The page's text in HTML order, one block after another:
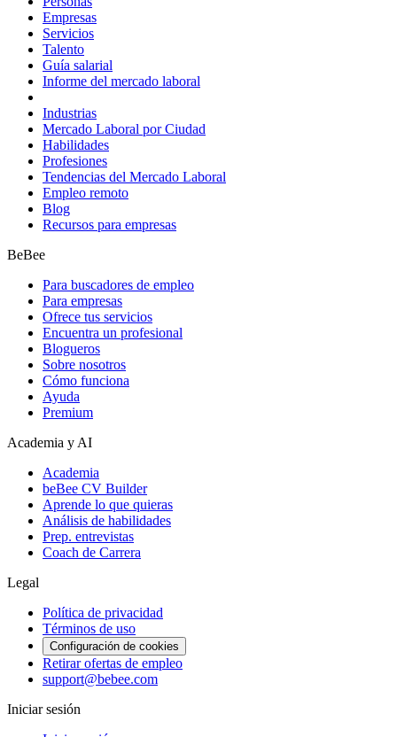
Empresas
Servicios
Talento
Guía salarial
Informe del mercado laboral
Industrias
Mercado Laboral por Ciudad
Habilidades
Profesiones
Tendencias del Mercado Laboral
Empleo remoto
Blog
Recursos para empresas
BeBee
Para buscadores de empleo
Para empresas
Ofrece tus servicios
Encuentra un profesional
Blogueros
Sobre nosotros
Cómo funciona
Ayuda
Premium
Academia y AI
Academia
beBee CV Builder
Aprende lo que quieras
Análisis de habilidades
Prep. entrevistas
Coach de Carrera
Legal
Política de privacidad
Términos de uso
Configuración de cookies
Retirar ofertas de empleo
support@bebee.com
Iniciar sesión